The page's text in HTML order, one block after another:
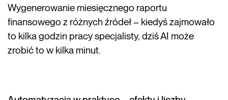
Wygenerowanie miesięcznego raportu
finansowego z różnych źródeł – kiedyś zajmowało
to kilka godzin pracy specjalisty, dziś AI może
zrobić to w kilka minut.